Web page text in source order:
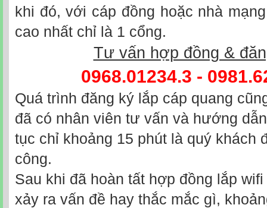
khi đó, với cáp đồng hoặc nhà
cao nhất chỉ là 1 cổng.
Tư vấn hợp đồng &
0968.01234.3 -
Quá trình đăng ký lắp cáp quang
đã có nhân viên tư vấn và hướng
tục chỉ khoảng 15 phút là quý khách
công.
Sau khi đã hoàn tất hợp đồng lắp
xảy ra vấn đề hay thắc mắc gì,